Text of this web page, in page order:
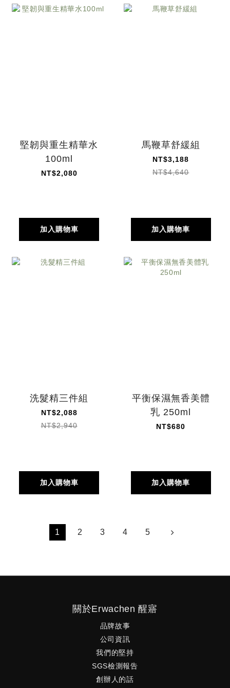
堅韌與重生精華水
100ml
NT$2,080
加入購物車
馬鞭草舒緩組
NT$3,188
NT$4,640
加入購物車
洗髮精三件組
NT$2,088
NT$2,940
加入購物車
平衡保濕無香美體
乳 250ml
NT$680
加入購物車
1 2 3 4 5
關於Erwachen 醒寤
品牌故事
公司資訊
我們的堅持
SGS檢測報告
創辦人的話